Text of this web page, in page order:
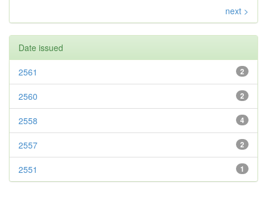
next >
Date issued
2
2561
2
2560
4
2558
2
2557
1
2551